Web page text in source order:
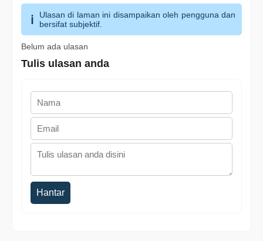
Ulasan di laman ini disampaikan oleh pengguna dan
bersifat subjektif.
Belum ada ulasan
Tulis ulasan anda
Hantar